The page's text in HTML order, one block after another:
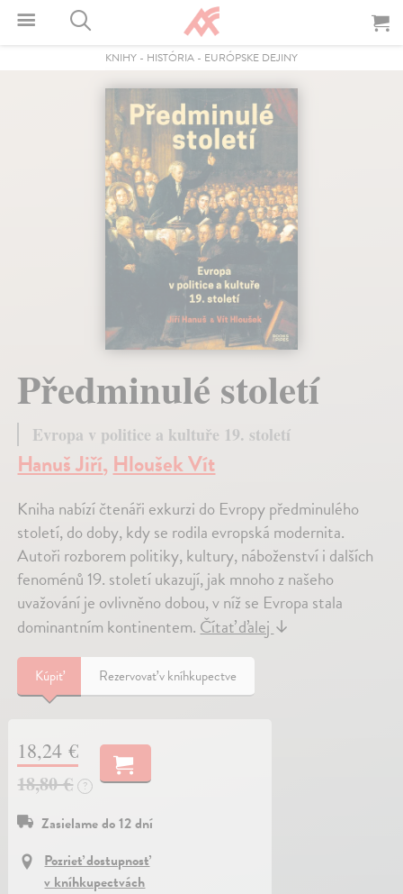
KNIHY - HISTÓRIA - EURÓPSKE DEJINY
Předminulé století
Evropa v politice a kultuře 19. století
Hanuš Jiří, Hloušek Vít
Kniha nabízí čtenáři exkurzi do Evropy předminulého
století, do doby, kdy se rodila evropská modernita.
Autoři rozborem politiky, kultury, náboženství i dalších
fenoménů 19. století ukazují, jak mnoho z našeho
uvažování je ovlivněno dobou, v níž se Evropa stala
dominantním kontinentem. Čítať ďalej ↓
Kúpiť Rezervovať v kníhkupectve
18,24 €
18,80 €
?
Zasielame do 12 dní
Pozrieť dostupnosť
v kníhkupectvách